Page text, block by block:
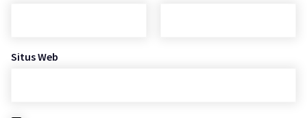
Situs Web